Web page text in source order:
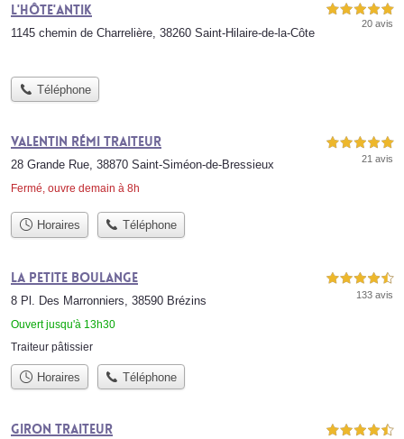
L'Hôte'Antik
1145 chemin de Charrelière, 38260 Saint-Hilaire-de-la-Côte
5,0 étoiles sur 5
20 avis
Téléphone
Valentin Rémi Traiteur
28 Grande Rue, 38870 Saint-Siméon-de-Bressieux
Fermé, ouvre demain à 8h
5,0 étoiles sur 5
21 avis
Horaires Téléphone
La Petite Boulange
8 Pl. Des Marronniers, 38590 Brézins
Ouvert jusqu'à 13h30
4,5 étoiles sur 5
133 avis
Traiteur pâtissier
Horaires Téléphone
Giron Traiteur 4,5 étoiles sur 5